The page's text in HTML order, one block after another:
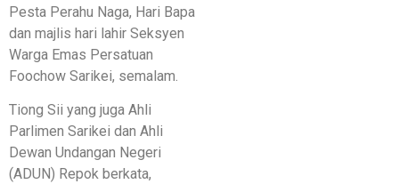
Pesta Perahu Naga, Hari Bapa
dan majlis hari lahir Seksyen
Warga Emas Persatuan
Foochow Sarikei, semalam.
Tiong Sii yang juga Ahli
Parlimen Sarikei dan Ahli
Dewan Undangan Negeri
(ADUN) Repok berkata,